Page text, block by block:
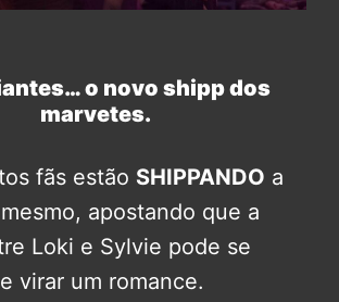
o novo shipp dos
marvetes.
fãs estão SHIPPANDO a
apostando que a
Loki e Sylvie pode se
virar um romance.